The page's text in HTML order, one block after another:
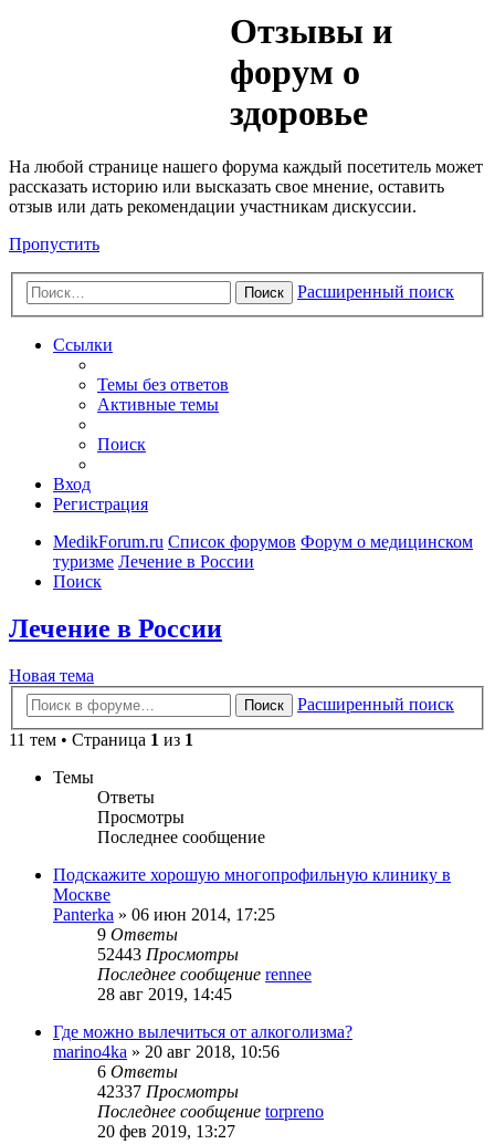
Отзывы и
форум о
здоровье
На любой странице нашего форума каждый посетитель может
рассказать историю или высказать свое мнение, оставить
отзыв или дать рекомендации участникам дискуссии.
Пропустить
Поиск Расширенный поиск
Ссылки
Темы без ответов
Активные темы
Поиск
Вход
Регистрация
MedikForum.ru Список форумов Форум о медицинском
туризме Лечение в России
Поиск
Лечение в России
Новая тема
Поиск
Расширенный поиск
11 тем • Страница 1 из 1
Темы
Ответы
Просмотры
Последнее сообщение
Подскажите хорошую многопрофильную клинику в
Москве
Panterka » 06 июн 2014, 17:25
9 Ответы
52443 Просмотры
Последнее сообщение rennee
28 авг 2019, 14:45
Где можно вылечиться от алкоголизма?
marino4ka » 20 авг 2018, 10:56
6 Ответы
42337 Просмотры
Последнее сообщение torpreno
20 фев 2019, 13:27